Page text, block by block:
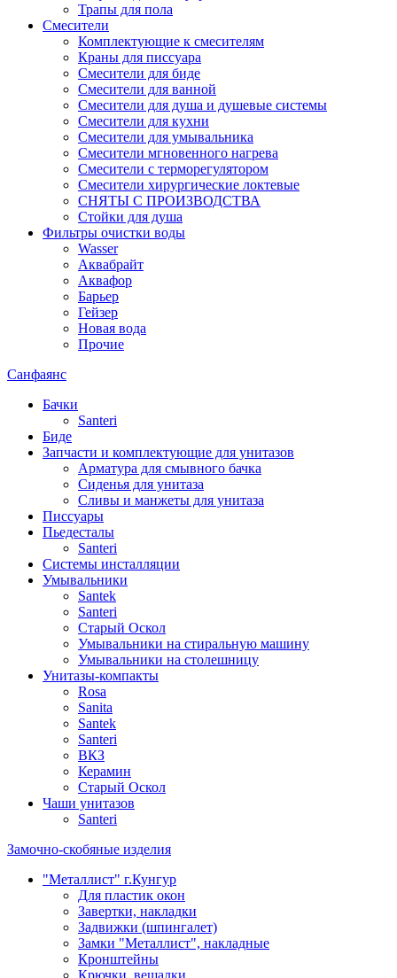
Трапы для пола
Смесители
Комплектующие к смесителям
Краны для писсуара
Смесители для биде
Смесители для ванной
Смесители для душа и душевые системы
Смесители для кухни
Смесители для умывальника
Смесители мгновенного нагрева
Смесители с терморегулятором
Смесители хирургические локтевые
СНЯТЫ С ПРОИЗВОДСТВА
Стойки для душа
Фильтры очистки воды
Wasser
Аквабрайт
Аквафор
Барьер
Гейзер
Новая вода
Прочие
Санфаянс
Бачки
Santeri
Биде
Запчасти и комплектующие для унитазов
Арматура для смывного бачка
Сиденья для унитаза
Сливы и манжеты для унитаза
Писсуары
Пьедесталы
Santeri
Системы инсталляции
Умывальники
Santek
Santeri
Старый Оскол
Умывальники на стиральную машину
Умывальники на столешницу
Унитазы-компакты
Rosa
Sanita
Santek
Santeri
ВКЗ
Керамин
Старый Оскол
Чаши унитазов
Santeri
Замочно-скобяные изделия
"Металлист" г.Кунгур
Для пластик окон
Завертки, накладки
Задвижки (шпингалет)
Замки "Металлист", накладные
Кронштейны
Крючки, вешалки